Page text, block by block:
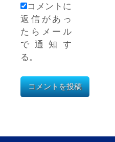
コメントに
返信があっ
たらメール
で通知す
る。